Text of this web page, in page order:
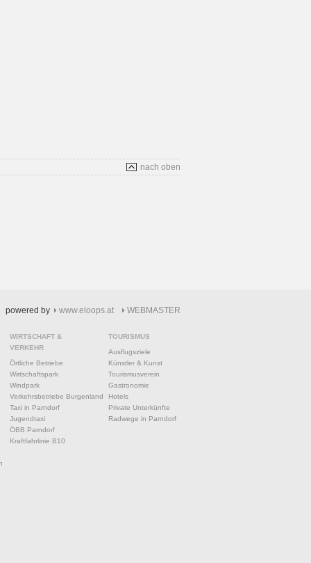
nach oben
powered by www.eloops.at WEBMASTER
WIRTSCHAFT &
VERKEHR
Örtliche Betriebe
Wirtschaftspark
Windpark
Verkehrsbetriebe Burgenland
Taxi in Parndorf
Jugendtaxi
ÖBB Parndorf
Kraftfahrlinie B10
TOURISMUS
Ausflugsziele
Künstler & Kunst
Tourismusverein
Gastronomie
Hotels
Private Unterkünfte
Radwege in Parndorf